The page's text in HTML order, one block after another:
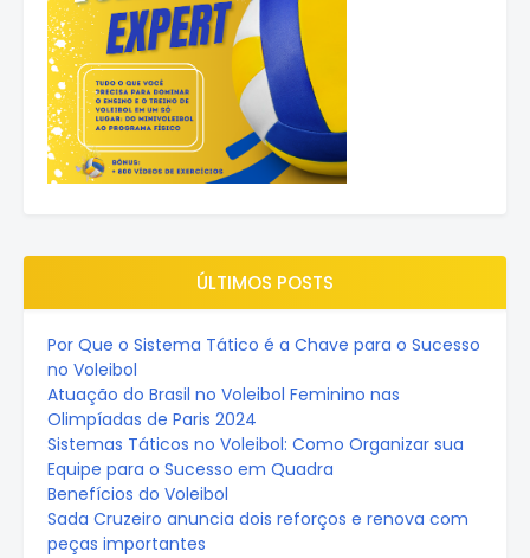
ÚLTIMOS POSTS
Por Que o Sistema Tático é a Chave para o Sucesso
no Voleibol
Atuação do Brasil no Voleibol Feminino nas
Olimpíadas de Paris 2024
Sistemas Táticos no Voleibol: Como Organizar sua
Equipe para o Sucesso em Quadra
Benefícios do Voleibol
Sada Cruzeiro anuncia dois reforços e renova com
peças importantes